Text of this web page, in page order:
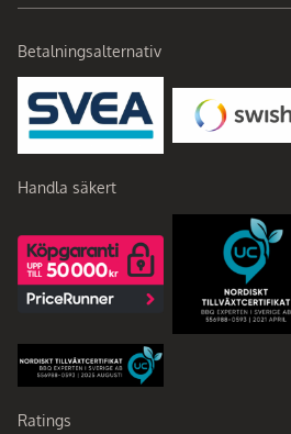
Betalningsalternativ
Handla säkert
Ratings